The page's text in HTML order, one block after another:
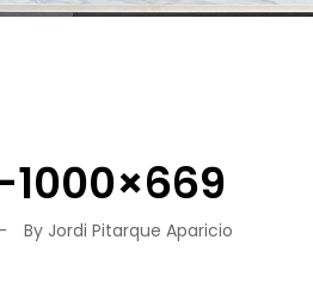
1000×669
- By Jordi Pitarque Aparicio